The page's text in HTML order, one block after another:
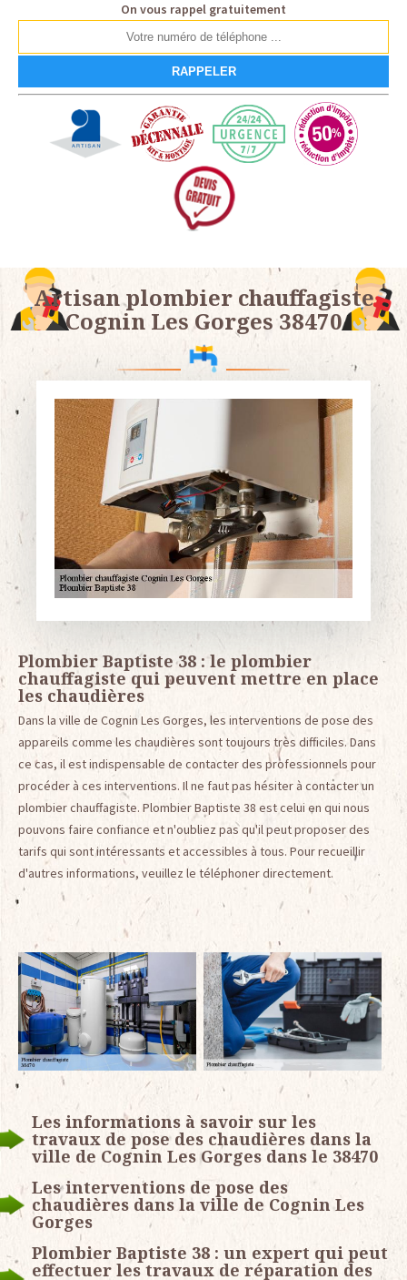
On vous rappel gratuitement
Artisan plombier chauffagiste
Cognin Les Gorges 38470
Plombier Baptiste 38 : le plombier
chauffagiste qui peuvent mettre en place
les chaudières
Dans la ville de Cognin Les Gorges, les interventions de pose des
appareils comme les chaudières sont toujours très difficiles. Dans
ce cas, il est indispensable de contacter des professionnels pour
procéder à ces interventions. Il ne faut pas hésiter à contacter un
plombier chauffagiste. Plombier Baptiste 38 est celui en qui nous
pouvons faire confiance et n'oubliez pas qu'il peut proposer des
tarifs qui sont intéressants et accessibles à tous. Pour recueillir
d'autres informations, veuillez le téléphoner directement.
Les informations à savoir sur les
travaux de pose des chaudières dans la
ville de Cognin Les Gorges dans le 38470
Les interventions de pose des
chaudières dans la ville de Cognin Les
Gorges
Plombier Baptiste 38 : un expert qui peut
effectuer les travaux de réparation des